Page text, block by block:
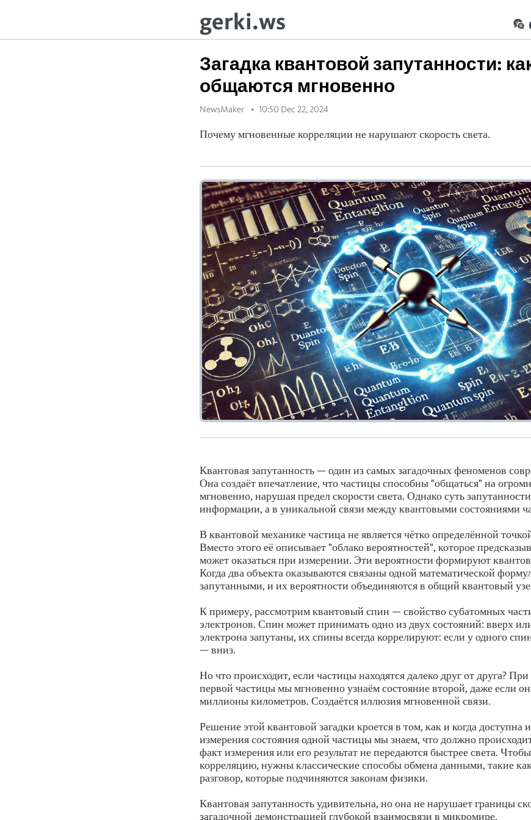
gerki.ws
Загадка квантовой запутанности:
общаются мгновенно
NewsMaker 10:50 Dec 22, 2024
Почему мгновенные корреляции не нарушают скорость света.
Квантовая запутанность — один из самых загадочных феноменов
Она создаёт впечатление, что частицы способны "общаться" на
мгновенно, нарушая предел скорости света. Однако суть
информации, а в уникальной связи между квантовыми состояниями
В квантовой механике частица не является чётко определённой
Вместо этого её описывает "облако вероятностей", которое
может оказаться при измерении. Эти вероятности формируют
Когда два объекта оказываются связаны одной математической
запутанными, и их вероятности объединяются в общий квантовый
К примеру, рассмотрим квантовый спин — свойство субатомных
электронов. Спин может принимать одно из двух состояний: вверх
электрона запутаны, их спины всегда коррелируют: если у одного
— вниз.
Но что происходит, если частицы находятся далеко друг от друга?
первой частицы мы мгновенно узнаём состояние второй, даже если
миллионы километров. Создаётся иллюзия мгновенной связи.
Решение этой квантовой загадки кроется в том, как и когда
измерения состояния одной частицы мы знаем, что должно
факт измерения или его результат не передаются быстрее света.
корреляцию, нужны классические способы обмена данными, такие
разговор, которые подчиняются законам физики.
Квантовая запутанность удивительна, но она не нарушает границы
загадочной демонстрацией глубокой взаимосвязи в микромире.